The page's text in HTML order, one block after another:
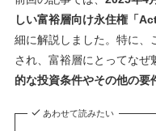
しい富裕層向け永住権「
細に解説しました。特に、
され、富裕層にとってなぜ
的な投資条件やその他の要
あわせて読みたい